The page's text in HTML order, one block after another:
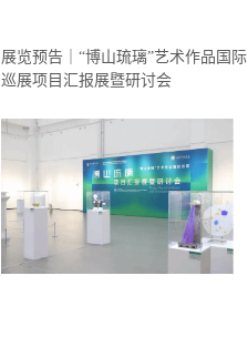
展览预告｜“博山琉璃”艺术作品国际
巡展项目汇报展暨研讨会